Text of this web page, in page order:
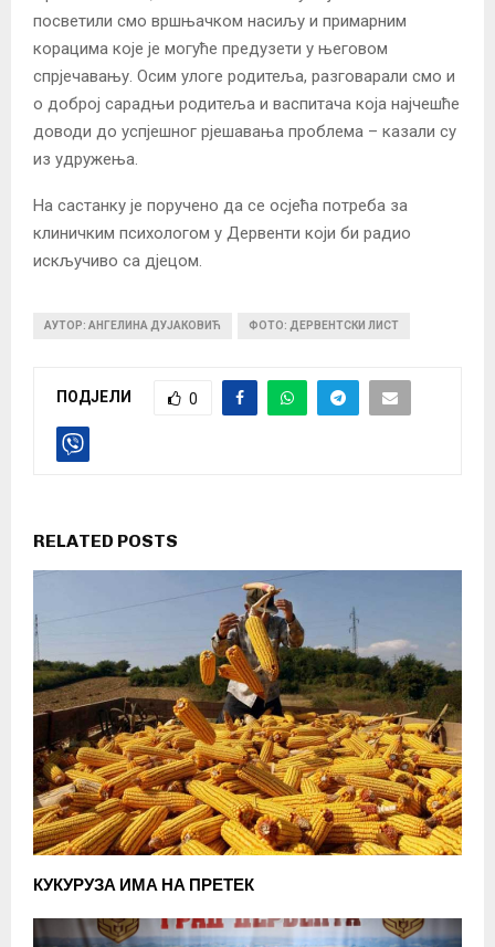
посветили смо вршњачком насиљу и примарним
корацима које је могуће предузети у његовом
спрјечавању. Осим улоге родитеља, разговарали смо и
о доброј сарадњи родитеља и васпитача која најчешће
доводи до успјешног рјешавања проблема – казали су
из удружења.
На састанку је поручено да се осјећа потреба за
клиничким психологом у Дервенти који би радио
искључиво са дјецом.
АУТОР: АНГЕЛИНА ДУЈАКОВИЋ ФОТО: ДЕРВЕНТСКИ ЛИСТ
ПОДЈЕЛИ 0
RELATED POSTS
КУКУРУЗА ИМА НА ПРЕТЕК